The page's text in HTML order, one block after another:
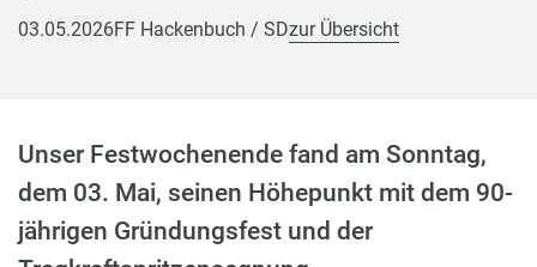
03.05.2026FF Hackenbuch / SDzur Übersicht
Unser Festwochenende fand am Sonntag,
dem 03. Mai, seinen Höhepunkt mit dem 90-
jährigen Gründungsfest und der